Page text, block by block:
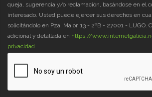
queja, sugerencia y/o reclamación, basándose en el
interesado. Usted puede ejercer sus derechos en
solicitándolo en Pza. Maior, 13 - 2ºB - 27001 - LUGO.
adicional y detallada en https://
privacidad